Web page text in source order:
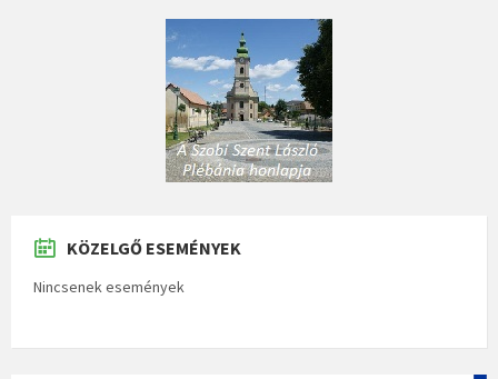
KÖZELGŐ ESEMÉNYEK
Nincsenek események